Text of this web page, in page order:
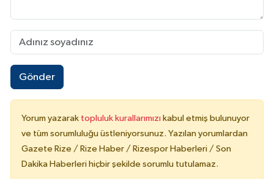
Gönder
Yorum yazarak topluluk kurallarımızı kabul etmiş bulunuyor
ve tüm sorumluluğu üstleniyorsunuz. Yazılan yorumlardan
Gazete Rize / Rize Haber / Rizespor Haberleri / Son
Dakika Haberleri hiçbir şekilde sorumlu tutulamaz.